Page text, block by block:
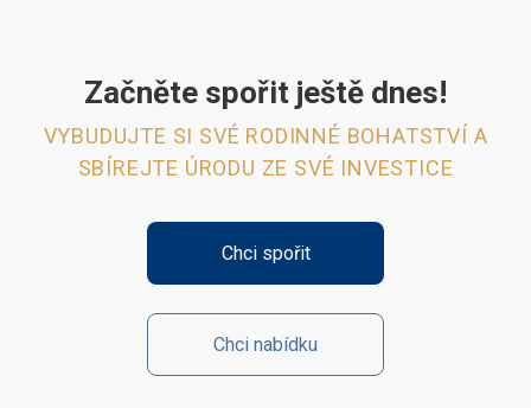
Začněte spořit ještě dnes!
VYBUDUJTE SI SVÉ RODINNÉ BOHATSTVÍ A
SBÍREJTE ÚRODU ZE SVÉ INVESTICE
Chci spořit
Chci nabídku